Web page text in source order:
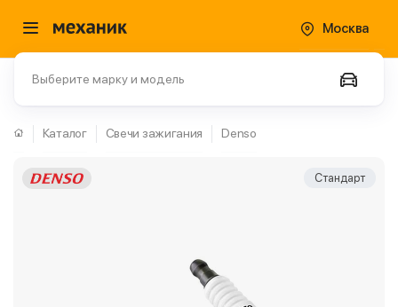
Москва
Выберите марку и модель
Каталог Свечи зажигания Denso
Стандарт